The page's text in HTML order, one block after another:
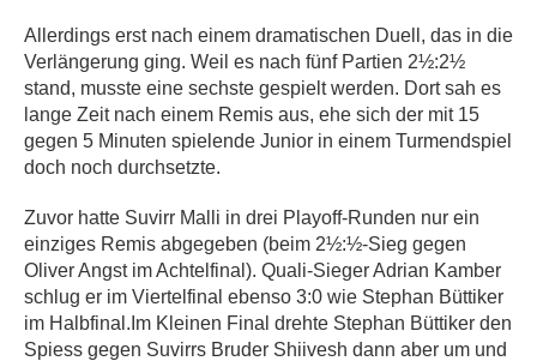
Allerdings erst nach einem dramatischen Duell, das in die
Verlängerung ging. Weil es nach fünf Partien 2½:2½
stand, musste eine sechste gespielt werden. Dort sah es
lange Zeit nach einem Remis aus, ehe sich der mit 15
gegen 5 Minuten spielende Junior in einem Turmendspiel
doch noch durchsetzte.
Zuvor hatte Suvirr Malli in drei Playoff-Runden nur ein
einziges Remis abgegeben (beim 2½:½-Sieg gegen
Oliver Angst im Achtelfinal). Quali-Sieger Adrian Kamber
schlug er im Viertelfinal ebenso 3:0 wie Stephan Büttiker
im Halbfinal.Im Kleinen Final drehte Stephan Büttiker den
Spiess gegen Suvirrs Bruder Shiivesh dann aber um und